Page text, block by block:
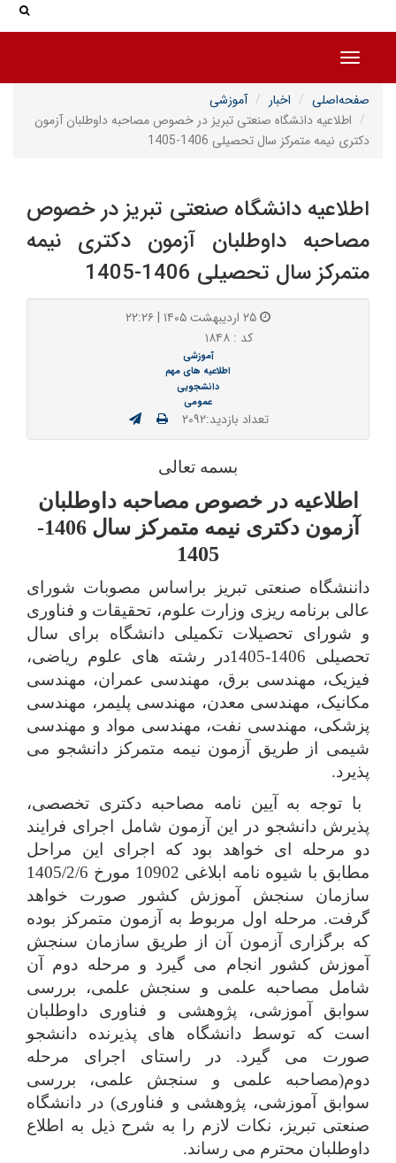
Toggle navigation
صفحه‌اصلی اخبار
آموزشی
اطلاعیه دانشگاه صنعتی تبریز در خصوص مصاحبه داوطلبان آزمون
دکتری نیمه متمرکز سال تحصیلی 1406-1405
اطلاعیه دانشگاه صنعتی تبریز در خصوص
مصاحبه داوطلبان آزمون دکتری نیمه
متمرکز سال تحصیلی 1406-1405
کد : ۱۸۴۸
آموزشی
اطلاعیه های مهم
دانشجویی
عمومی
تعداد بازدید:۲۰۹۲
بسمه تعالی
اطلاعیه در خصوص مصاحبه داوطلبان
آزمون دکتری نیمه متمرکز سال 1406-
1405
داننشگاه صنعتی تبریز براساس مصوبات شورای
عالی برنامه ریزی وزارت علوم، تحقیقات و فناوری
و شورای تحصیلات تکمیلی دانشگاه برای سال
تحصیلی 1406-1405در رشته های علوم ریاضی،
فیزیک، مهندسی برق، مهندسی عمران، مهندسی
مکانیک، مهندسی معدن، مهندسی پلیمر، مهندسی
پزشکی، مهندسی نفت، مهندسی مواد و مهندسی
شیمی از طریق آزمون نیمه متمرکز دانشجو می
پذیرد.
با توجه به آیین نامه مصاحبه دکتری تخصصی،
پذیرش دانشجو در این آزمون شامل اجرای فرایند
دو مرحله ای خواهد بود که اجرای این مراحل
مطابق با شیوه نامه ابلاغی 10902 مورخ 1405/2/6
سازمان سنجش آموزش کشور صورت خواهد
گرفت. مرحله اول مربوط به آزمون متمرکز بوده
که برگزاری آزمون آن از طریق سازمان سنجش
آموزش کشور انجام می گیرد و مرحله دوم آن
شامل مصاحبه علمی و سنجش علمی، بررسی
سوابق آموزشی، پژوهشی و فناوری داوطلبان
است که توسط دانشگاه های پذیرنده دانشجو
صورت می گیرد. در راستای اجرای مرحله
دوم(مصاحبه علمی و سنجش علمی، بررسی
سوابق آموزشی، پژوهشی و فناوری) در دانشگاه
صنعتی تبریز، نکات لازم را به شرح ذیل به اطلاع
داوطلبان محترم می رساند.